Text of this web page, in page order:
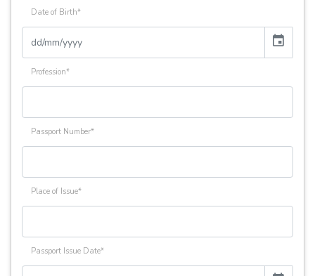
Date of Birth*
event
Profession*
Passport Number*
Place of Issue*
Passport Issue Date*